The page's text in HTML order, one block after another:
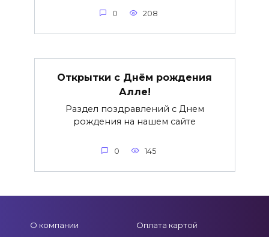
0 208
Открытки с Днём рождения
Алле!
Раздел поздравлений с Днем
рождения на нашем сайте
0 145
О компании
Оплата картой